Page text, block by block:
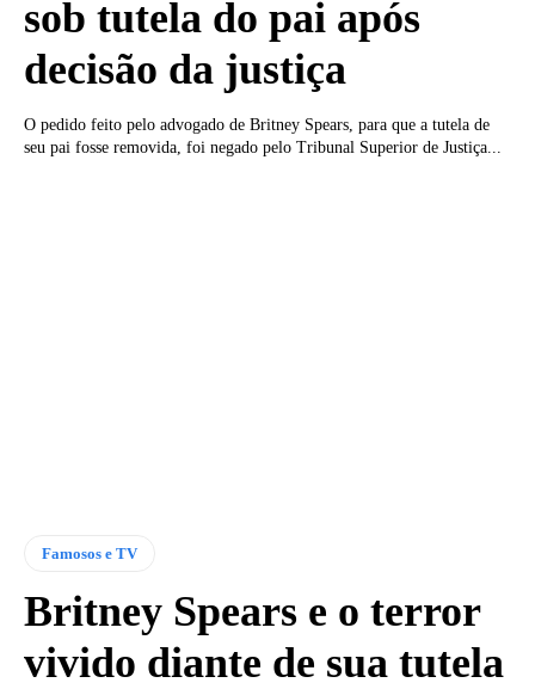
sob tutela do pai após
decisão da justiça
O pedido feito pelo advogado de Britney Spears, para que a tutela de
seu pai fosse removida, foi negado pelo Tribunal Superior de Justiça...
Famosos e TV
Britney Spears e o terror
vivido diante de sua tutela